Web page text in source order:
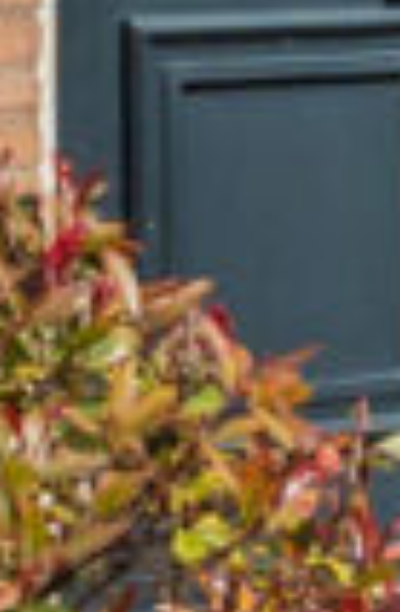
Voeg daar het vrije uitzicht aan de voor- én
achterzijde aan toe, en je hebt hier een woning
met enorm veel potentie op een prima locatie.
De ligging is werkelijk ideaal. Recht voor de
verbindingen naar o.a. Leiden, Schiphol, Haarlem
en Station Sassenheim. Basisscholen bevinden
zich in de directe nabijheid en op slechts één
minuut lopen vind je winkelcentrum De
Poelmarkt met onder andere een vernieuwde
Jumbo XXL, bakker, slager, apotheek en drogist.
Ook het gezellig winkel- en horecacentrum van
Lisse ligt op loopafstand.
Indeling
Begane grond:
Voortuin met overkapte entree. Hal met
meterkast, trapopgang, trapkast en toilet. De
heerlijk lichte doorzon woonkamer biedt vrij
uitzicht en heeft grote raampartijen. Aan de
achterzijde ligt de dichte keuken met toegang
tot de aangebouwde bijkeuken. Deze praktische
ruimte heeft veel bergruimte en een
toegangsdeur naar de achtertuin. De achtertuin
beschikt over een stenen berging en een
achterom en toegang tot het garagepleintje
waar de eigen garage is gesitueerd.